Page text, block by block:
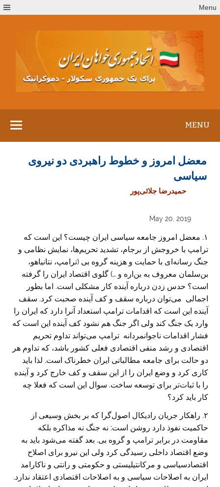
to
Menu
MENU
معضل امروز و خطوط راهبردی دو نیروی
سیاسی
حمیدرضا جلائی‌پور
May 20, 2019
۱. معضل امروز جامعه سیاسی ایران چیست؟ این است که
ترامپ با خروجش از برجام، تشدید تحریم‌ها، نمایش نظامی و
جنگ رسانه‌ای با حمایت و هزینه گروه بی (ترامپ، نتانیاهو،
بن‌سلمان معروف به بن‌اره و …) گلوی اقتصاد ایران را گرفته
است؟ حدس زدن درباره آینده کار مشکلی است. اما بطور
اجمالی می‌توان درباره سقف و کف آینده صحبت کرد. سقف
آینده این است که اقدامات ترامپ استعداد آنرا دارد که ایران را
وارد یک جنگ کند ولی اگر جنگ هم نشود کف آینده این است که
فشار اقدامات ناجوانمردانه ترامپ می‌تواند تداوم تحریم
اقتصادی و رشد منفی اقتصادی فعلی کشور باشد، که تداوم هر
دو حالت برای جامعه مطالباتی ایران خطرناک است. لذا باید
کاری کرد و وضع ایران را از این سقف‌ و کف خارج کرد و آینده
را با ثبات‌تر برای توسعه ساخت. سوال این است که فعلا چه
کار باید کرد؟
۲. راهکار جریان رادیکال اصول‌گرا که بر بخش وسیعی از
حاکمیت نفوذ دارد روشن است: نه جنگ نه مذاکره بلکه
مقاومت در برابر ترامپ و گروه بی. بعد گفته می‌شود باید به
وضع اقتصاد داخلی رسیدگی کرد ولی این نیرو برای اصلاح
اقتصاد‌سیاسی و مرکانتیلیستی و حکومتی و رانتی و ناکارامد
ایران به اصلاحات سیاسی و به اصلاحات اقتصادی اعتقاد ندارد.